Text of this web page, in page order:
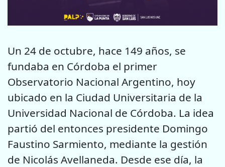
Un 24 de octubre, hace 149 años, se
fundaba en Córdoba el primer
Observatorio Nacional Argentino, hoy
ubicado en la Ciudad Universitaria de la
Universidad Nacional de Córdoba. La idea
partió del entonces presidente Domingo
Faustino Sarmiento, mediante la gestión
de Nicolás Avellaneda. Desde ese día, la